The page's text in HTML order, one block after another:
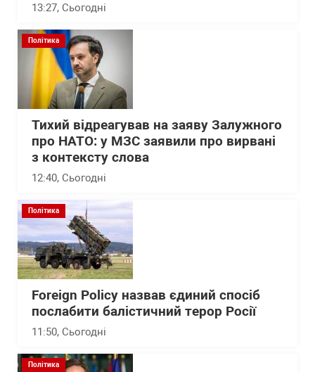
13:27, Сьогодні
Політика
Тихий відреагував на заяву Залужного
про НАТО: у МЗС заявили про вирвані
з контексту слова
12:40, Сьогодні
Політика
Foreign Policy назвав єдиний спосіб
послабити балістичний терор Росії
11:50, Сьогодні
Політика